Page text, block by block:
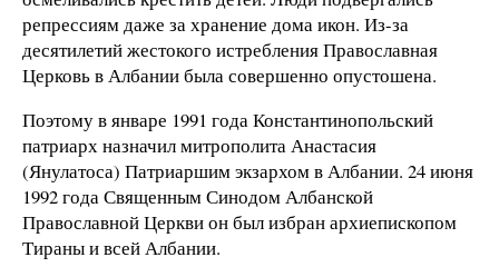
репрессиям даже за хранение дома икон. Из-за
десятилетий жестокого истребления Православная
Церковь в Албании была совершенно опустошена.
Поэтому в январе 1991 года Константинопольский
патриарх назначил митрополита Анастасия
(Янулатоса) Патриаршим экзархом в Албании. 24 июня
1992 года Священным Синодом Албанской
Православной Церкви он был избран архиепископом
Тираны и всей Албании.